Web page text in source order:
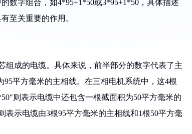
数字组合，如4*95+1*50或3*95+1*50，具体描述
至关重要的作用。
组成的电缆。具体来说，前半部分的数字代表了主
平方毫米的主相线。在三相电机系统中，这4根
则表示电缆中还包含一根截面积为50平方毫米的
示电缆由3根95平方毫米的主相线和1根50平方毫